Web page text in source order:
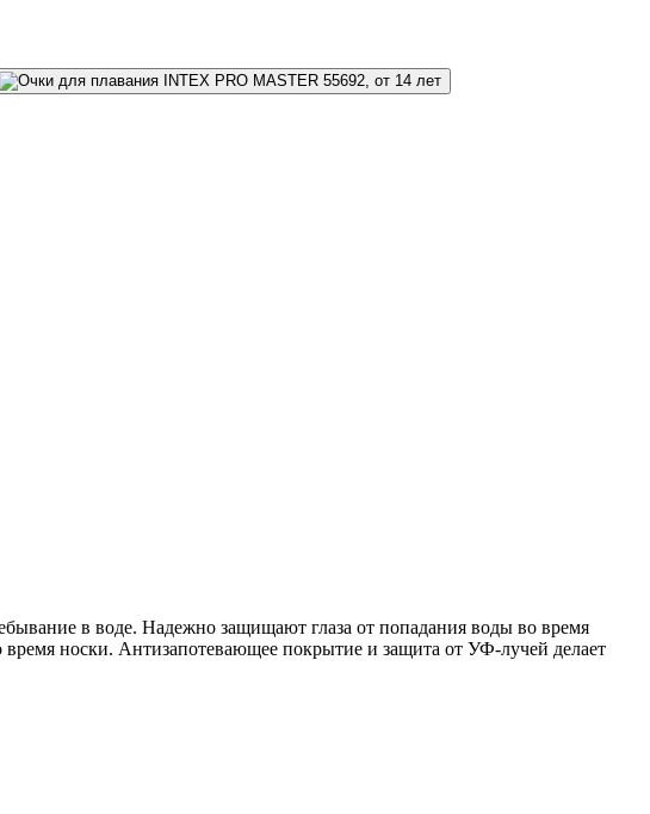
в воде. Надежно защищают глаза от попадания воды во время
носки. Антизапотевающее покрытие и защита от УФ-лучей делает